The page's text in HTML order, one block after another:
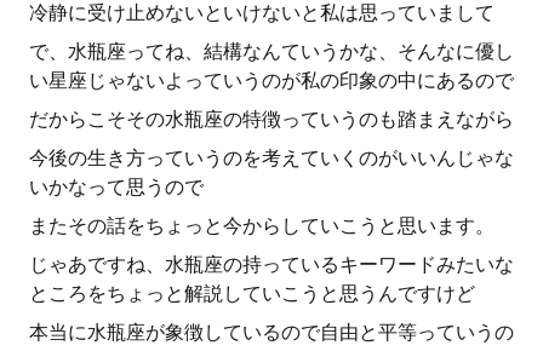
冷静に受け止めないといけないと私は思っていまして
で、水瓶座ってね、結構なんていうかな、そんなに優し
い星座じゃないよっていうのが私の印象の中にあるので
だからこそその水瓶座の特徴っていうのも踏まえながら
今後の生き方っていうのを考えていくのがいいんじゃな
いかなって思うので
またその話をちょっと今からしていこうと思います。
じゃあですね、水瓶座の持っているキーワードみたいな
ところをちょっと解説していこうと思うんですけど
本当に水瓶座が象徴しているので自由と平等っていうの